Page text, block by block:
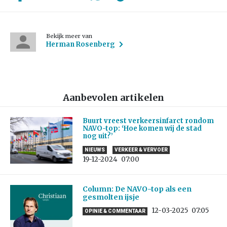
Bekijk meer van
Herman Rosenberg
Aanbevolen artikelen
Buurt vreest verkeersinfarct rondom
NAVO-top: ‘Hoe komen wij de stad
nog uit?’
NIEUWS VERKEER & VERVOER
19-12-2024 07:00
Column: De NAVO-top als een
gesmolten ijsje
OPINIE & COMMENTAAR 12-03-2025 07:05